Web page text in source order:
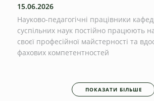
15.06.2026
Науково-педагогічні працівники
суспільних наук постійно працюють
своєї професійної майстерності та
фахових компетентностей
ПОКАЗАТИ БІЛЬШЕ